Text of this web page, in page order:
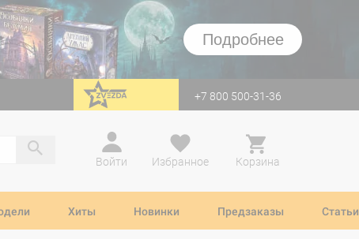
Подробнее
перейти на Zvezda +7 800 500-31-36
Войти
Избранное Корзина
Хиты Новинки Предзаказы Статьи